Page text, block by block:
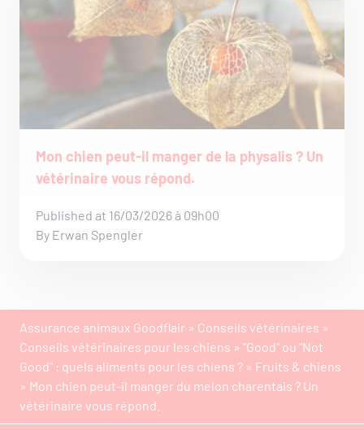
Mon chien peut-il manger de la physalis ? Un
vétérinaire vous répond.
Published at 16/03/2026 à 09h00
By Erwan Spengler
Assurance animaux Goodflair » Conseils vétérinaires »
Conseils vétérinaires pour les chiens » "Good" ou "Not
Good" : quels aliments pour les chiens ? » Fruits & chiens
» Mon chien peut-il manger du melon charentais ? Un
vétérinaire vous répond.